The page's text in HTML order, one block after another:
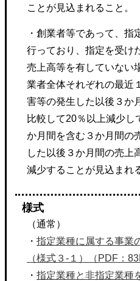
ことが見込まれること。
・創業者等であって、指
行っており、指定を受け
売上高等を有していない
業者全体それぞれの最近
害等の発生した以後３か
比較して20％以上減少し
か月間を含む３か月間の
した以後３か月間の売上
減少することが見込まれ
様式
（通常）
・指定業種に属する事業
（様式３-１）（PDF：
・指定業種と非指定業種